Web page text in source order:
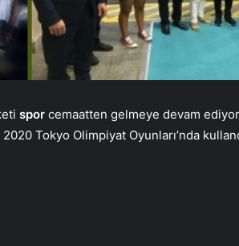
spor cemaatten gelmeye devam
Tokyo Olimpiyat Oyunları’nda